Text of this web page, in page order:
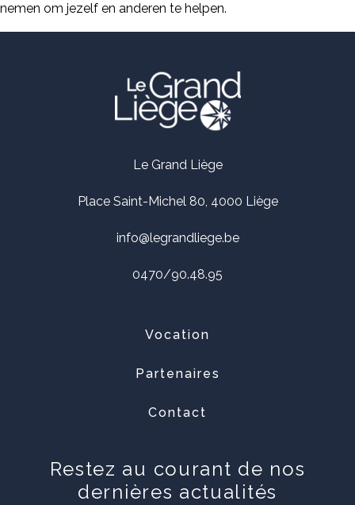
nemen om jezelf en anderen te helpen.
Le Grand Liège
Place Saint-Michel 80, 4000 Liège
info@legrandliege.be
0470/90.48.95
Vocation
Partenaires
Contact
Restez au courant de nos
dernières actualités